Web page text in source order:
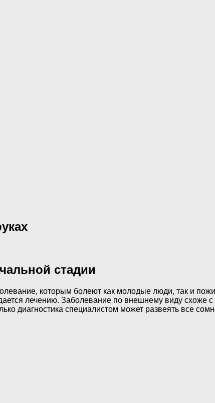
стадии
которым болеют как молодые люди, так и
лечению. Заболевание по внешнему виду схоже
диагностика специалистом может развеять все